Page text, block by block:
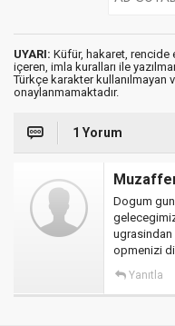
UYARI: Küfür, hakaret, rencide
içeren, imla kuralları ile
Türkçe karakter kullanılmayan
onaylanmamaktadır.
1 Yorum
Dogum
ugrasindan
opmenizi
Yanıtla